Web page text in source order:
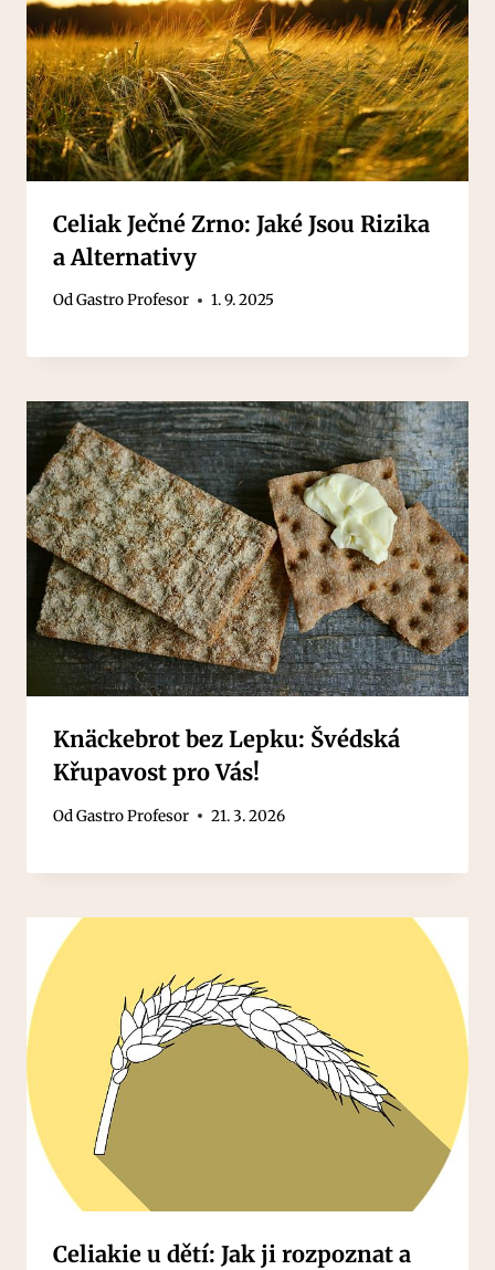
Celiak Ječné Zrno: Jaké Jsou Rizika
a Alternativy
OdGastro Profesor 1. 9. 2025
Knäckebrot bez Lepku: Švédská
Křupavost pro Vás!
OdGastro Profesor 21. 3. 2026
Celiakie u dětí: Jak ji rozpoznat a